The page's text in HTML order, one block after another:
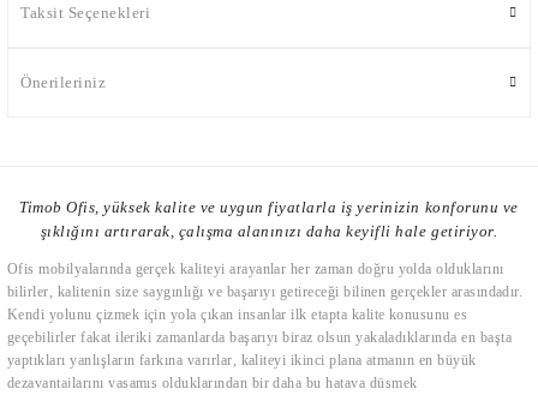
Taksit Seçenekleri
Önerileriniz
Timob Ofis, yüksek kalite ve uygun fiyatlarla iş yerinizin konforunu ve
şıklığını artırarak, çalışma alanınızı daha keyifli hale getiriyor.
Ofis mobilyalarında gerçek kaliteyi arayanlar her zaman doğru yolda olduklarını
bilirler, kalitenin size saygınlığı ve başarıyı getireceği bilinen gerçekler arasındadır.
Kendi yolunu çizmek için yola çıkan insanlar ilk etapta kalite konusunu es
geçebilirler fakat ileriki zamanlarda başarıyı biraz olsun yakaladıklarında en başta
yaptıkları yanlışların farkına varırlar, kaliteyi ikinci plana atmanın en büyük
dezavantajlarını yaşamış olduklarından bir daha bu hataya düşmek